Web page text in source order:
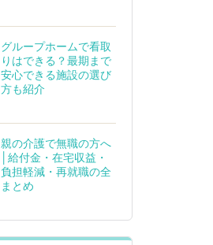
グループホームで看取
りはできる？最期まで
安心できる施設の選び
方も紹介
親の介護で無職の方へ
│給付金・在宅収益・
負担軽減・再就職の全
まとめ